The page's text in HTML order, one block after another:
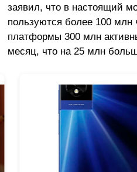
заявил, что в настоящий
пользуются более 100 млн
платформы 300 млн
месяц, что на 25 млн